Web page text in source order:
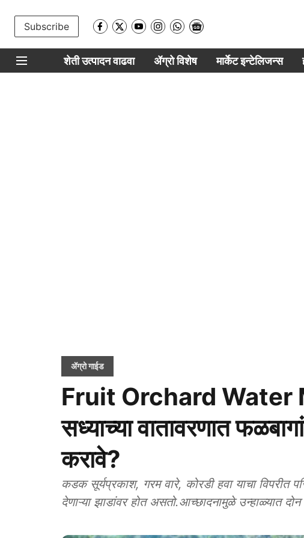
Subscribe
शेती उत्पादन वाढवा ॲग्रो विशेष मार्केट इन्टेलिजन्स
ॲग्रो गाईड
Fruit Orchard Water
सध्याच्या वातावरणात
करावे?
कडक सूर्यप्रकाश, गरम वारे, कोरडी हवा याचा विपरीत
देणाऱ्या झाडांवर होत असतो.आच्छादनामुळे उन्हाळ्यात दोन